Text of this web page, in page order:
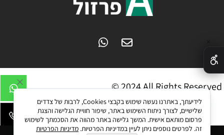
© 2024 All Rights Reserved
לידיעתך, באתרנו נעשה שימוש בקבצי Cookies, לרבות של צדדים
שלישיים, לצורך ניתוח השימוש באתר, שיפור חוויית הגלישה והצגת
פרסום מותאם אישית. המשך גלישה באתר מהווה את הסכמתך לשימוש
זה. לפרטים נוספים ניתן לעיין במדיניות הפרטיות. מדיניות הפרטיות